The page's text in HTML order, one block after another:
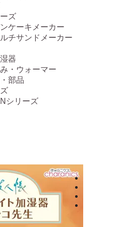
ズ
ケーキメーカー
チサンドメーカー
器
・ウォーマー
部品
シリーズ